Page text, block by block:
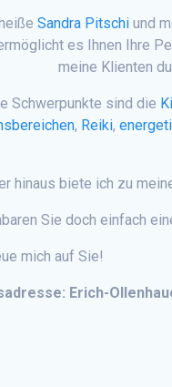
Sandra Pitschi und
es Ihnen Ihre
meine Klienten
Schwerpunkte sind die
, Reiki,
hinaus biete ich zu
Sie doch einfach
mich auf Sie!
Erich-